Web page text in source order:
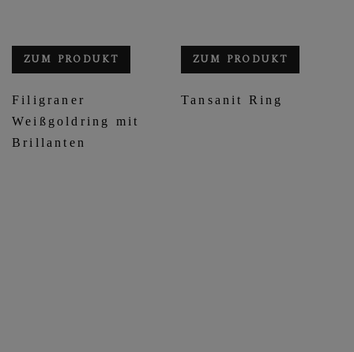
ZUM PRODUKT
Filigraner
Weißgoldring mit
Brillanten
ZUM PRODUKT
Tansanit Ring